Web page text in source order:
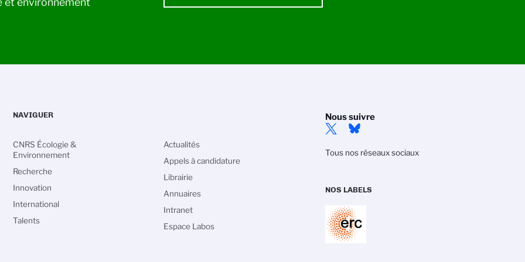
Nous suivre
Tous nos réseaux sociaux
NOS LABELS
NAVIGUER
CNRS Écologie &
Environnement
Recherche
Innovation
International
Talents
Actualités
Appels à candidature
Librairie
Annuaires
Intranet
Espace Labos